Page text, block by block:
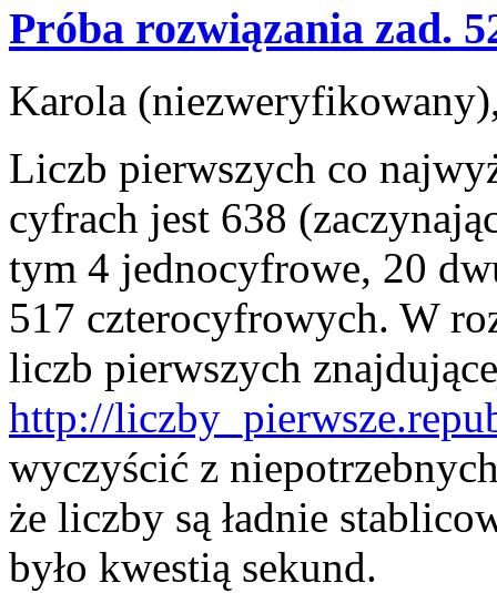
Próba rozwiązania zad.
Karola
Liczb pierwszych co
cyfrach jest 638
tym 4 jednocyfrowe, 20
517 czterocyfrowych. W
liczb pierwszych
http://
wyczyścić z
że liczby są ładnie
było kwestią sekund.